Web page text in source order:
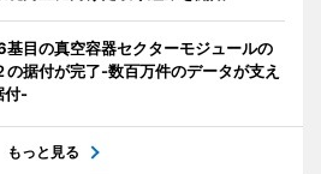
基目の真空容器セクターモジュールの
据付が完了-数百万件のデータが支え
付-
もっと見る